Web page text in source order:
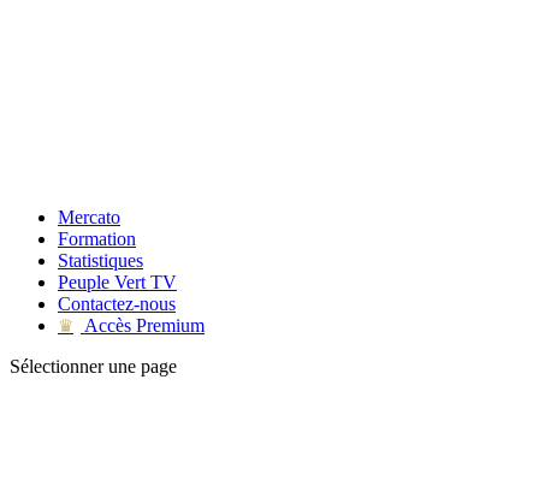
Mercato
Formation
Statistiques
Peuple Vert TV
Contactez-nous
♛
Accès Premium
Sélectionner une page